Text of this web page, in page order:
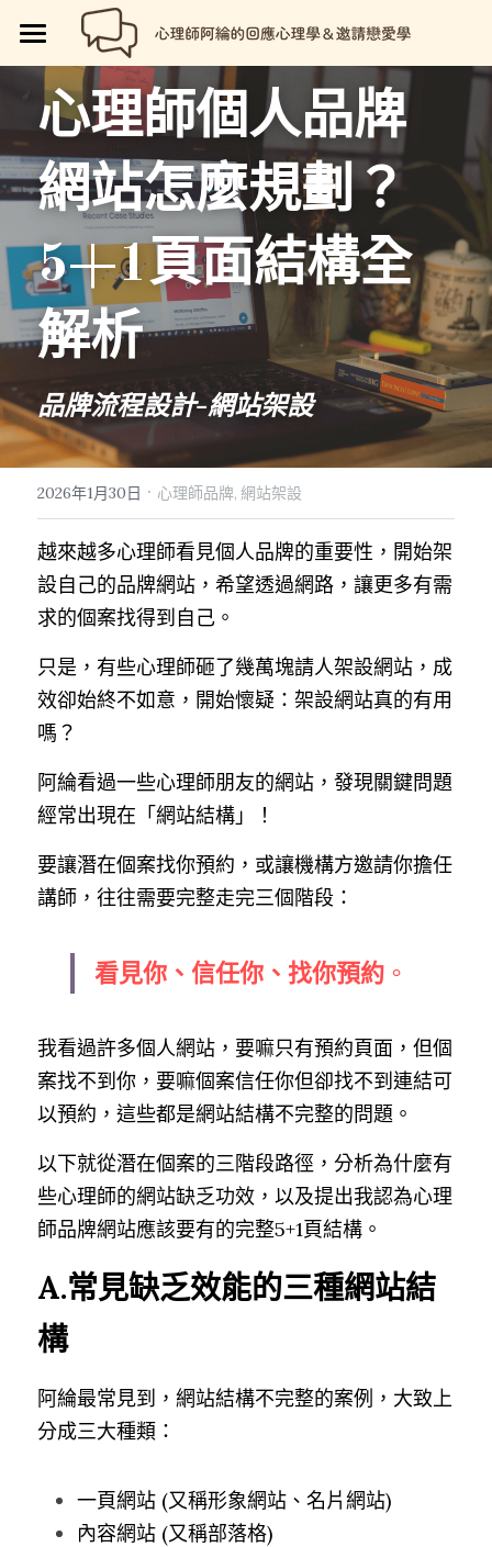
🏡首頁
回應心理學
📗回應心理學
💼【就享知】職場專欄
好人卡計畫
🏷️好人卡「給予祝福」
🏕️好人卡店家
邀請戀愛學
邀請戀愛學
😍性愛玩樂
😄親密連結
😘恆溫日常
💔總是愛錯人【專欄】
💖讓操控失效【專欄】
🥹戀愛裡的眼淚【專欄】
🎴戀愛邀請卡【Let Love In】
📑Love Notes
品牌流程設計
💡品牌流程設計
🖥️7天網站架設
📝SEO文章服務
🗒️系列文標題生成術
📊作品集
關於我
😱我是阿綸
📚阿綸的書單
🎫阿綸喜歡的店家
📝所有文章
💸Portaly分站
🎁就愛免費
心理師個人品牌
網站怎麼規劃？
5+1頁面結構全
解析
品牌流程設計-網站架設
2026年1月30日 · 心理師品牌, 網站架設
越來越多心理師看見個人品牌的重要性，開始架
設自己的品牌網站，希望透過網路，讓更多有需
求的個案找得到自己。
只是，有些心理師砸了幾萬塊請人架設網站，成
效卻始終不如意，開始懷疑：架設網站真的有用
嗎？
阿綸看過一些心理師朋友的網站，發現關鍵問題
經常出現在「網站結構」！
要讓潛在個案找你預約，或讓機構方邀請你擔任
講師，往往需要完整走完三個階段：
看見你、信任你、找你預約 。
我看過許多個人網站，要嘛只有預約頁面，但個
案找不到你，要嘛個案信任你但卻找不到連結可
以預約，這些都是網站結構不完整的問題。
以下就從潛在個案的三階段路徑，分析為什麼有
些心理師的網站缺乏功效，以及提出我認為心理
師品牌網站應該要有的完整5+1頁結構。
A.常見缺乏效能的三種網站結
構
阿綸最常見到，網站結構不完整的案例，大致上
分成三大種類：
一頁網站 (又稱形象網站、名片網站)
內容網站 (又稱部落格)